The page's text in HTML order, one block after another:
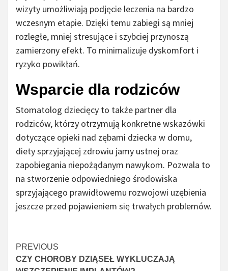
wizyty umożliwiają podjęcie leczenia na bardzo
wczesnym etapie. Dzięki temu zabiegi są mniej
rozległe, mniej stresujące i szybciej przynoszą
zamierzony efekt. To minimalizuje dyskomfort i
ryzyko powikłań.
Wsparcie dla rodziców
Stomatolog dziecięcy to także partner dla
rodziców, którzy otrzymują konkretne wskazówki
dotyczące opieki nad zębami dziecka w domu,
diety sprzyjającej zdrowiu jamy ustnej oraz
zapobiegania niepożądanym nawykom. Pozwala to
na stworzenie odpowiedniego środowiska
sprzyjającego prawidłowemu rozwojowi uzębienia
jeszcze przed pojawieniem się trwałych problemów.
Continue
Reading
PREVIOUS
CZY CHOROBY DZIĄSEŁ WYKLUCZAJĄ